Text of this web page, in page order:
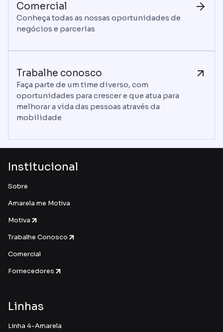
Comercial
Conheça todas as nossas oportunidades de
negócios e parcerias
Trabalhe conosco
Faça parte de um time diverso, com
oportunidades para crescer e que atua para
melhorar a vida das pessoas através da
mobilidade
Institucional
Sobre
Amarela me Motiva
Motiva
Trabalhe Conosco
Comercial
Fornecedores
Linhas
Linha 4-Amarela